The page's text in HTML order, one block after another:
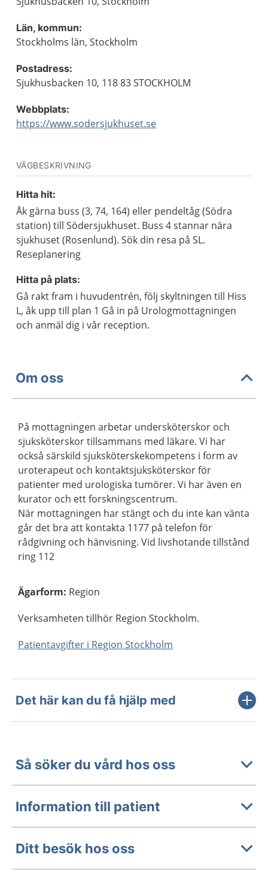
Län, kommun:
Stockholms län, Stockholm
Postadress:
Sjukhusbacken 10, 118 83 STOCKHOLM
Webbplats:
https://www.sodersjukhuset.se
VÄGBESKRIVNING
Hitta hit:
Åk gärna buss (3, 74, 164) eller pendeltåg (Södra
station) till Södersjukhuset. Buss 4 stannar nära
sjukhuset (Rosenlund). Sök din resa på SL.
Reseplanering
Hitta på plats:
Gå rakt fram i huvudentrén, följ skyltningen till Hiss
L, åk upp till plan 1 Gå in på Urologmottagningen
och anmäl dig i vår reception.
Om oss
På mottagningen arbetar undersköterskor och
sjuksköterskor tillsammans med läkare. Vi har
också särskild sjuksköterskekompetens i form av
uroterapeut och kontaktsjuksköterskor för
patienter med urologiska tumörer. Vi har även en
kurator och ett forskningscentrum.
När mottagningen har stängt och du inte kan vänta
går det bra att kontakta 1177 på telefon för
rådgivning och hänvisning. Vid livshotande tillstånd
ring 112
Ägarform: Region
Verksamheten tillhör Region Stockholm.
Patientavgifter i Region Stockholm
Det här kan du få hjälp med
Så söker du vård hos oss
Information till patient
Ditt besök hos oss